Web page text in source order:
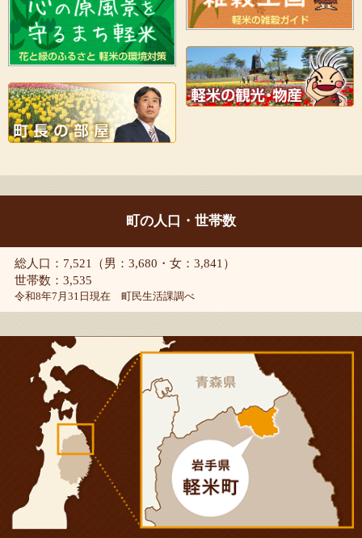
町の人口・世帯数
総人口：7,521（男：3,680・女：3,841）
世帯数：3,535
令和8年7月31日現在 町民生活課調べ